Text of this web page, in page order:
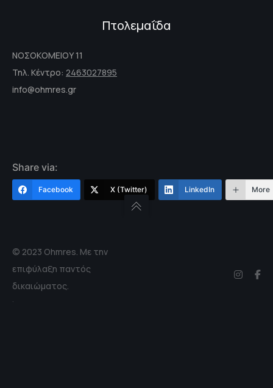
Πτολεμαΐδα
ΝΟΣΟΚΟΜΕΙΟΥ 11
Τηλ. Κέντρο: 2463027895
info@ohmres.gr
Share via:
Facebook X (Twitter) LinkedIn More
© 2023 Ohmres. Με την
επιφύλαξη παντός
δικαιώματος.
.